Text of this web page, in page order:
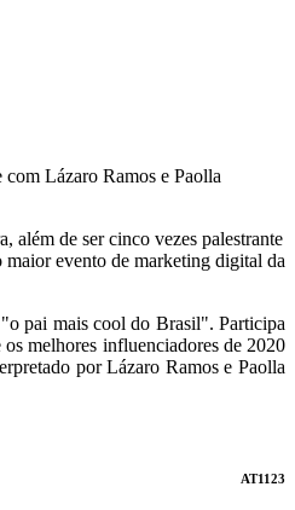
Lázaro Ramos e Paolla
além de ser cinco vezes palestrante
evento de marketing digital da
pai mais cool do Brasil". Participa
melhores influenciadores de 2020
por Lázaro Ramos e Paolla
AT1123